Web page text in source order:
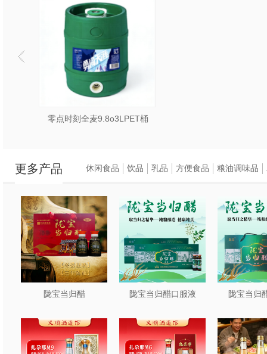
零点时刻全麦9.8o3LPET桶
更多产品
陇宝当归醋 陇宝当归醋口服液 陇宝当归
休闲食品 饮品 乳品 方便食品 粮油调味品